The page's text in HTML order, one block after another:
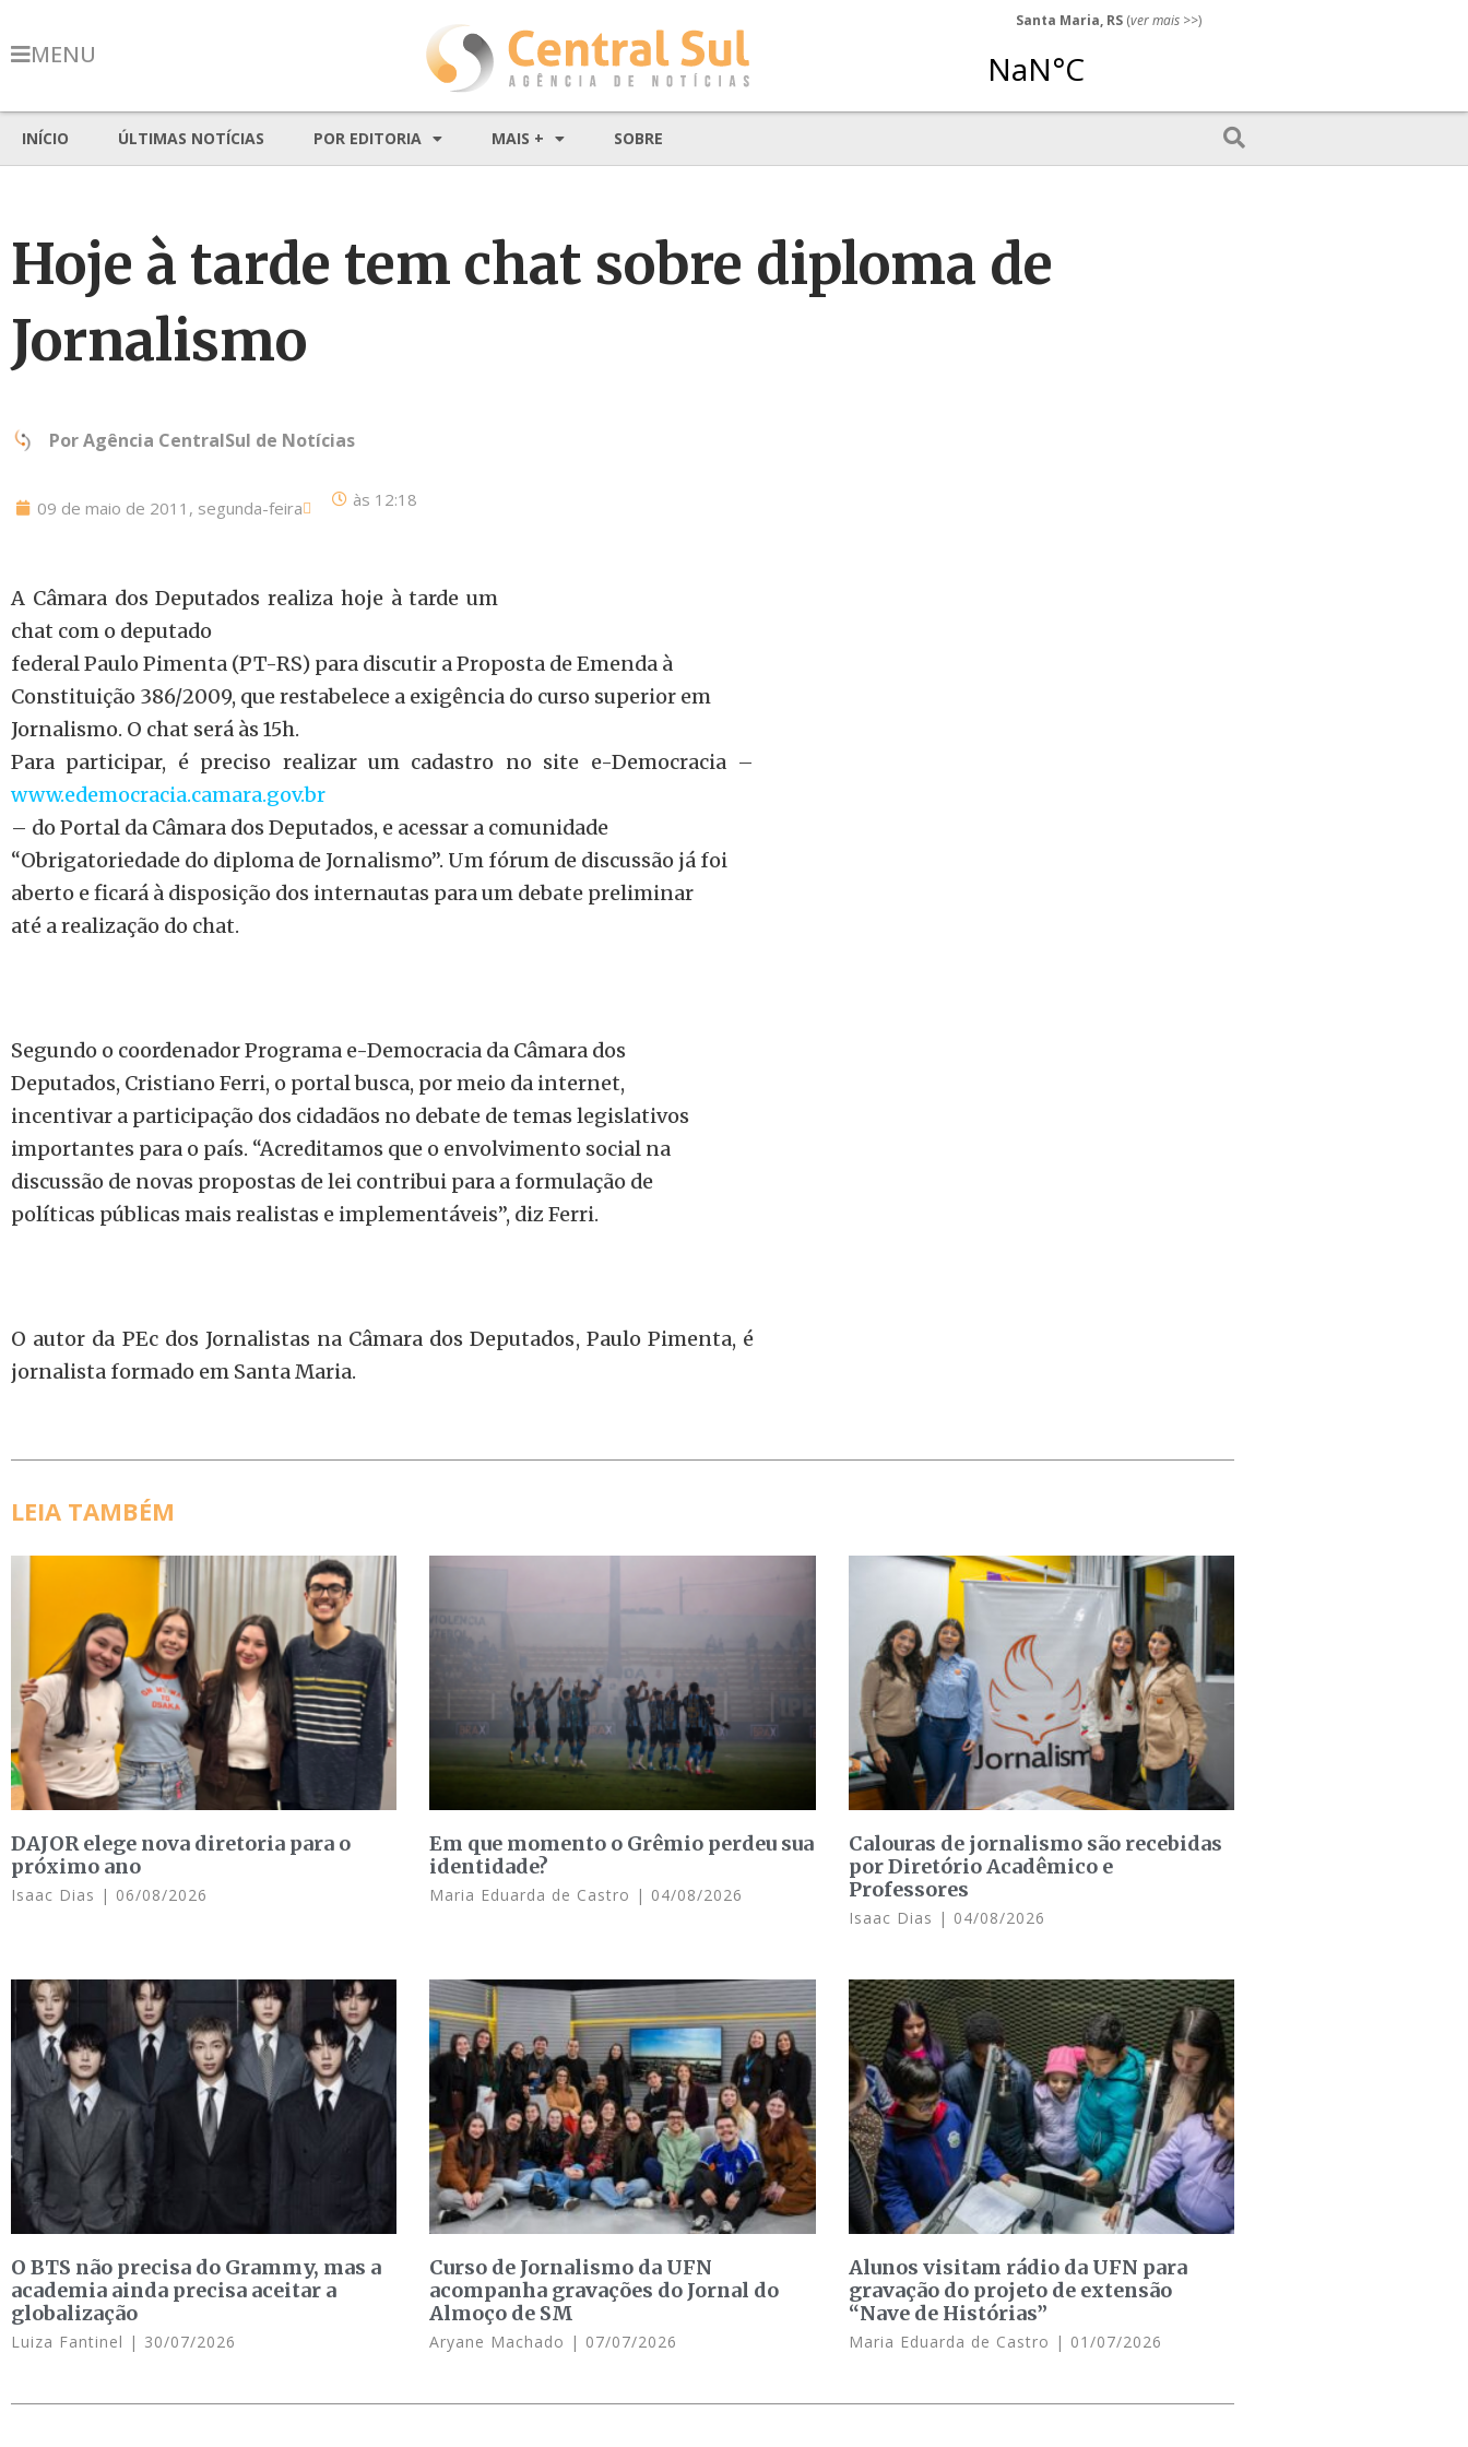
MENU
Santa Maria, RS (ver mais >>)
INÍCIO ÚLTIMAS NOTÍCIAS POR EDITORIA MAIS + SOBRE
Hoje à tarde tem chat sobre diploma de
Jornalismo
PorAgência CentralSul de Notícias
09 de maio de 2011, segunda-feira às 12:18
A Câmara dos Deputados realiza hoje à tarde um
chat com o deputado
federal Paulo Pimenta (PT-RS) para discutir a Proposta de Emenda à
Constituição 386/2009, que restabelece a exigência do curso superior em
Jornalismo. O chat será às 15h.
Para participar, é preciso realizar um cadastro no site e-Democracia –
www.edemocracia.camara.gov.br
– do Portal da Câmara dos Deputados, e acessar a comunidade
“Obrigatoriedade do diploma de Jornalismo”. Um fórum de discussão já foi
aberto e ficará à disposição dos internautas para um debate preliminar
até a realização do chat.
Segundo o coordenador Programa e-Democracia da Câmara dos
Deputados, Cristiano Ferri, o portal busca, por meio da internet,
incentivar a participação dos cidadãos no debate de temas legislativos
importantes para o país. “Acreditamos que o envolvimento social na
discussão de novas propostas de lei contribui para a formulação de
políticas públicas mais realistas e implementáveis”, diz Ferri.
O autor da PEc dos Jornalistas na Câmara dos Deputados, Paulo Pimenta, é
jornalista formado em Santa Maria.
LEIA TAMBÉM
DAJOR elege nova diretoria para o
próximo ano
Isaac Dias 06/08/2026
Em que momento o Grêmio perdeu sua
identidade?
Maria Eduarda de Castro 04/08/2026
Calouras de jornalismo são recebidas
por Diretório Acadêmico e
Professores
Isaac Dias 04/08/2026
O BTS não precisa do Grammy, mas a
academia ainda precisa aceitar a
globalização
Luiza Fantinel 30/07/2026
Curso de Jornalismo da UFN
acompanha gravações do Jornal do
Almoço de SM
Aryane Machado 07/07/2026
Alunos visitam rádio da UFN para
gravação do projeto de extensão
“Nave de Histórias”
Maria Eduarda de Castro 01/07/2026